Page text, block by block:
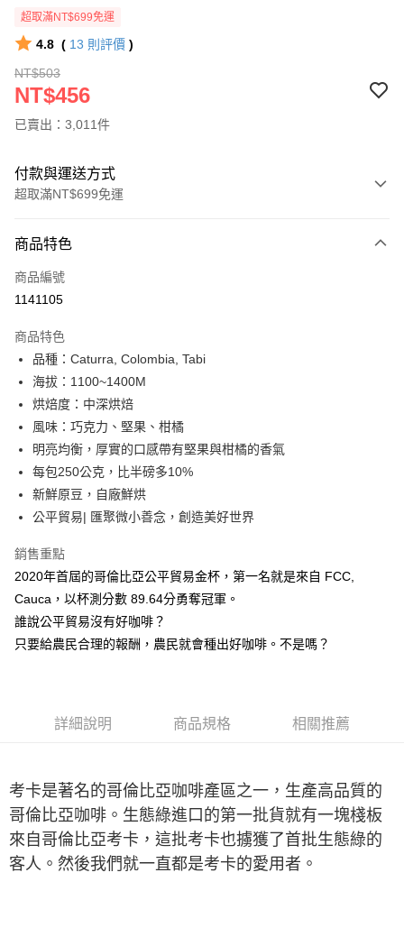
超取滿NT$699免運
4.8 ( 13 則評價 )
NT$503
NT$456
已賣出：3,011件
付款與運送方式
超取滿NT$699免運
信用卡一次付款
信用卡分期付款
合作金庫商業銀行
華南商業銀行
上海商業儲蓄銀行
國泰世華商業銀行
臺灣中小企業銀行
匯豐（台灣）商業銀行
華泰商業銀行
聯邦商業銀行
遠東國際商業銀行
元大商業銀行
玉山商業銀行
台新國際商業銀行
中國信託商業銀行
6 期 0 利率 每期
華南商業銀行
上海商業儲蓄銀行
國泰世華商業銀行
臺灣中小企業銀行
台中商業銀行
匯豐（台灣）商業銀行
聯邦商業銀行
元大商業銀行
玉山商業銀行
星展（台灣）商業銀行
台灣樂天信用卡公司
超商取貨付款
Apple Pay
悠遊付
ATM付款
運送方式
全家付款取貨
每筆NT$100，滿NT$699(含以上)免運費
付款後全家取貨
付款後萊爾富取貨
7-11付款取貨
每筆NT$100，滿NT$699(含以上)免運費
付款後7-11取貨
每筆NT$100，滿NT$699(含以上)免運費
商品特色
商品編號
1141105
商品特色
品種：Caturra, Colombia, Tabi
海拔：1100~1400M
烘焙度：中深烘焙
風味：巧克力、堅果、柑橘
明亮均衡，厚實的口感帶有堅果與柑橘的香氣
每包250公克，比半磅多10%
新鮮原豆，自廠鮮烘
公平貿易| 匯聚微小善念，創造美好世界
銷售重點
2020年首屆的哥倫比亞公平貿易金杯，第一名就是來自 FCC,
Cauca，以杯測分數 89.64分勇奪冠軍。
誰說公平貿易沒有好咖啡？
只要給農民合理的報酬，農民就會種出好咖啡。不是嗎？
詳細說明 商品規格 相關推薦
考卡是著名的哥倫比亞咖啡產區之一，生產高品質的
哥倫比亞咖啡。生態綠進口的第一批貨就有一塊棧板
來自哥倫比亞考卡，這批考卡也擄獲了首批生態綠的
客人。然後我們就一直都是考卡的愛用者。